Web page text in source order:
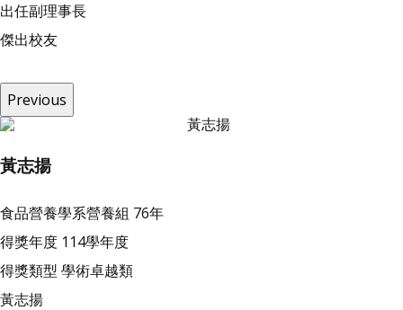
出任副理事長
傑出校友
Previous
黃志揚
食品營養學系營養組 76年
得獎年度 114學年度
得獎類型 學術卓越類
黃志揚